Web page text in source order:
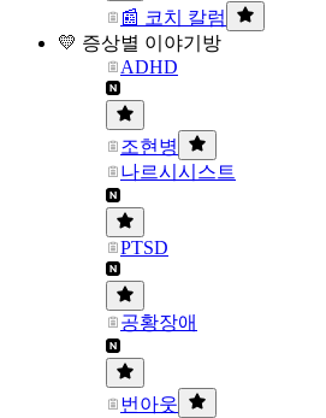
📰 코치 칼럼
💛 증상별 이야기방
ADHD
조현병
나르시시스트
PTSD
공황장애
번아웃